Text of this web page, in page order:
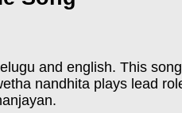
and english. This
nandhita plays lead